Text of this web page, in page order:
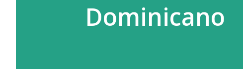
Dominicano